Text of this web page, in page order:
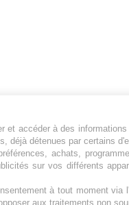
et accéder à des
déjà détenues par certains
achats,
sur vos différents
à tout moment
aux traitements non